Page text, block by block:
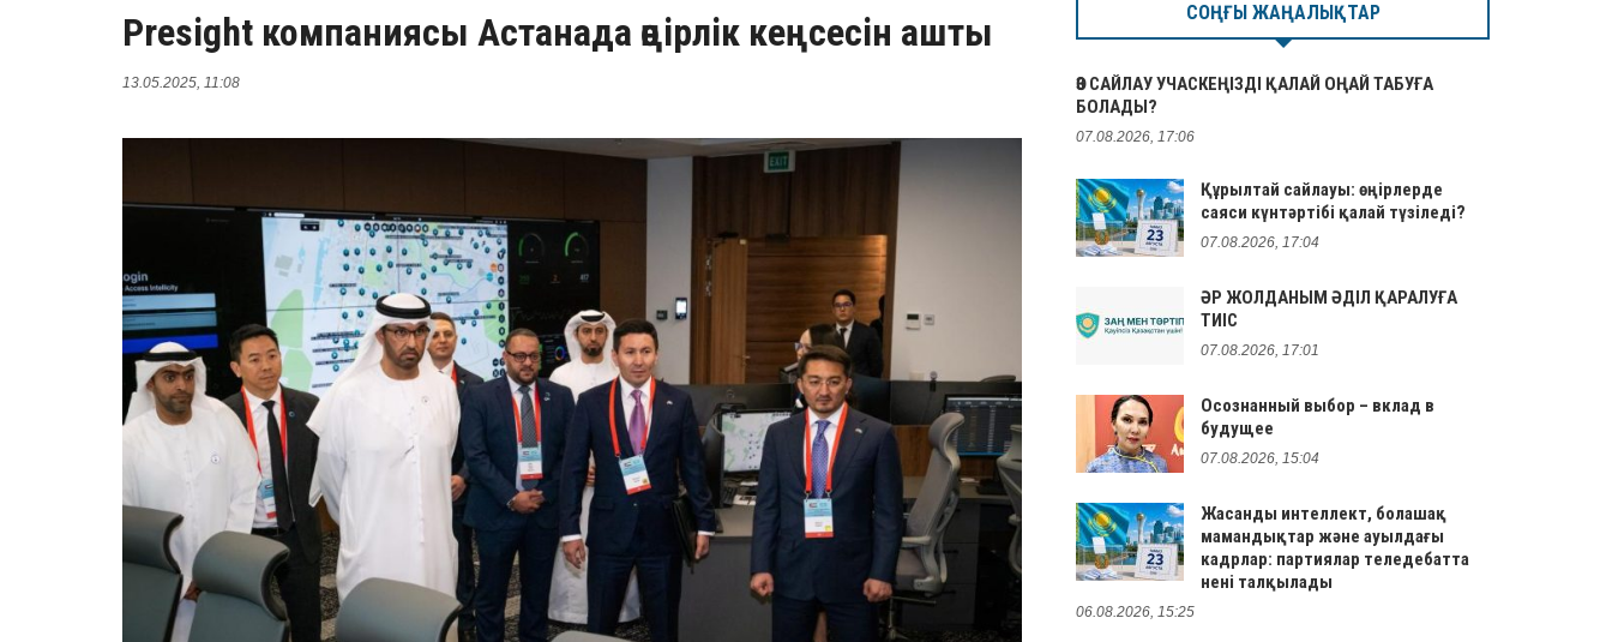
Presight компаниясы Астанада өңірлік кеңсесін ашты
13.05.2025, 11:08
СОҢҒЫ ЖАҢАЛЫҚТАР
ӨЗ САЙЛАУ УЧАСКЕҢІЗДІ ҚАЛАЙ ОҢАЙ ТАБУҒА
БОЛАДЫ?
07.08.2026, 17:06
Құрылтай сайлауы: өңірлерде
саяси күнтәртібі қалай түзіледі?
07.08.2026, 17:04
ӘР ЖОЛДАНЫМ ӘДІЛ ҚАРАЛУҒА
ТИІС
07.08.2026, 17:01
Осознанный выбор – вклад в
будущее
07.08.2026, 15:04
Жасанды интеллект, болашақ
мамандықтар және ауылдағы
кадрлар: партиялар теледебатта
нені талқылады
06.08.2026, 15:25